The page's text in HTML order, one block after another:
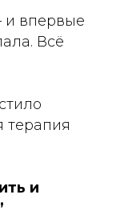
и впервые
Всё
терапия
и